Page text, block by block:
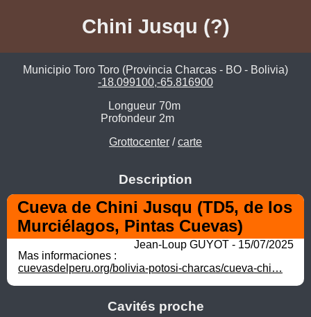
Chini Jusqu (?)
Municipio Toro Toro (Provincia Charcas - BO - Bolivia)
-18.099100,-65.816900
Longueur 70m
Profondeur 2m
Grottocenter /carte
Description
Cueva de Chini Jusqu (TD5, de los
Murciélagos, Pintas Cuevas)
Jean-Loup GUYOT - 15/07/2025
cuevasdelperu.org/bolivia-potosi-charcas/cueva-chi…
Cavités proche